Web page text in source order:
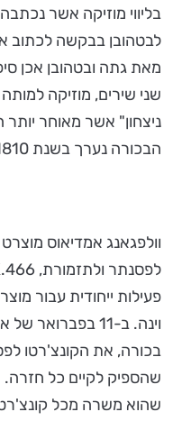
בליווי מוזיקה אשר
לבטהובן בבקשה לכתוב
מאת גתה ובטהובן אכן
שני שירים, מוזיקה
ניצחון" אשר מאוחר
הבכורה נערך בשנת 1810.
פעילות ייחודית עבור
וינה. ב-11
בכורה, את הקונצ'רטו
שהספיק לקיים כל חזרה.
שהוא משרה מכל